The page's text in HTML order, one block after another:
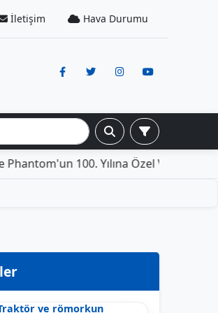
İletişim Hava Durumu
100. Yılına Özel Versiyonu: İçinde
ve römorkun